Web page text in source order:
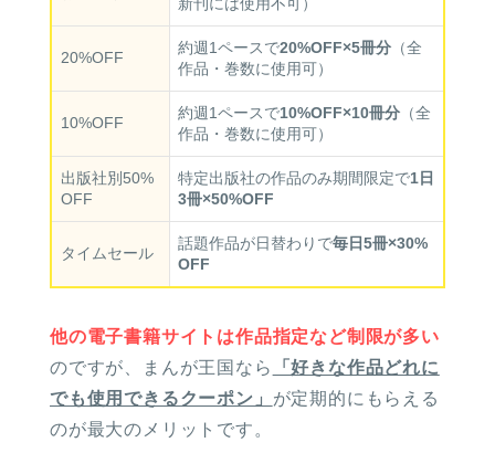
20%OFF
約週1ペースで20%OFF×5冊分 （全
作品・巻数に使用可）
10%OFF
約週1ペースで10%OFF×10冊分 （全
作品・巻数に使用可）
出版社別50%
OFF
特定出版社の作品のみ期間限定で1日
3冊×50%OFF
タイムセール
話題作品が日替わりで毎日5冊×30%
OFF
他の電子書籍サイトは作品指定など制限が多い
のですが、まんが王国なら
「好きな作品どれに
でも使用できるクーポン」 が定期的にもらえる
のが最大のメリットです。